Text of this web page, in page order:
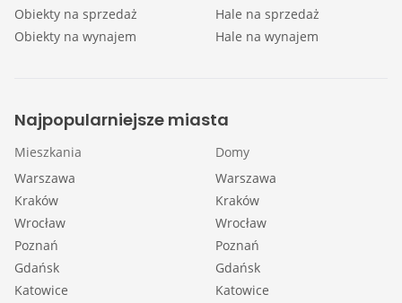
Obiekty na sprzedaż
Obiekty na wynajem
Hale na sprzedaż
Hale na wynajem
Najpopularniejsze miasta
Mieszkania
Warszawa
Kraków
Wrocław
Poznań
Gdańsk
Katowice
Domy
Warszawa
Kraków
Wrocław
Poznań
Gdańsk
Katowice